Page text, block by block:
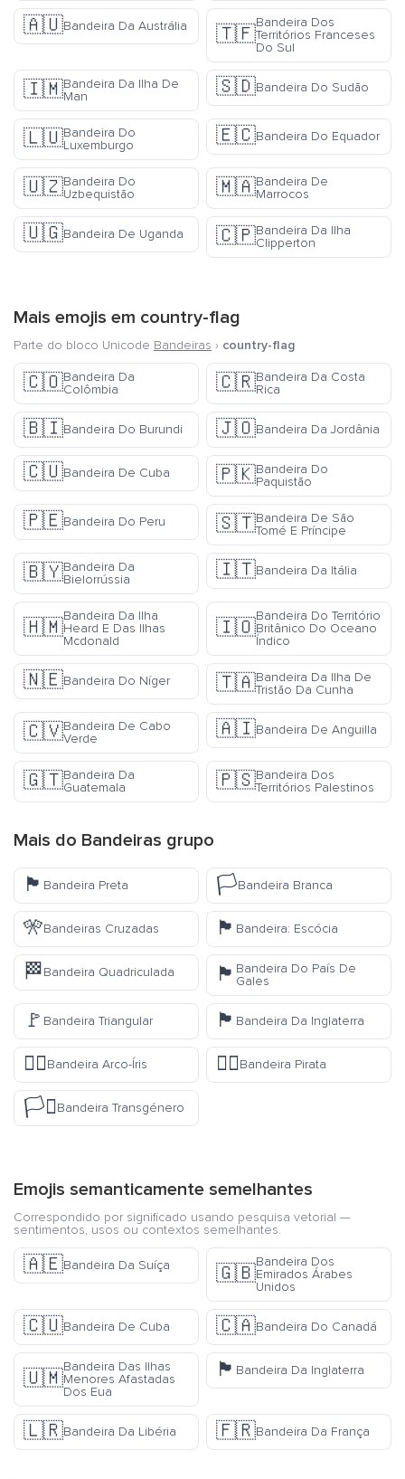
🇦🇺Bandeira Da Austrália 🇹🇫
Bandeira Dos
Territórios Franceses
Do Sul
🇮🇲Bandeira Da Ilha De
Man
🇸🇩Bandeira Do Sudão
🇱🇺Bandeira Do
Luxemburgo
🇪🇨Bandeira Do Equador
🇺🇿Bandeira Do
Uzbequistão
🇲🇦Bandeira De
Marrocos
🇺🇬Bandeira De Uganda 🇨🇵Bandeira Da Ilha
Clipperton
Mais emojis em country-flag
Parte do bloco Unicode Bandeiras › country-flag
🇨🇴Bandeira Da
Colômbia
🇨🇷Bandeira Da Costa
Rica
🇧🇮Bandeira Do Burundi 🇯🇴Bandeira Da Jordânia
🇨🇺Bandeira De Cuba 🇵🇰Bandeira Do
Paquistão
🇵🇪Bandeira Do Peru 🇸🇹Bandeira De São
Tomé E Príncipe
🇧🇾Bandeira Da
Bielorrússia
🇮🇹Bandeira Da Itália
🇭🇲
Bandeira Da Ilha
Heard E Das Ilhas
Mcdonald
🇮🇴
Bandeira Do Território
Britânico Do Oceano
Índico
🇳🇪Bandeira Do Níger 🇹🇦Bandeira Da Ilha De
Tristão Da Cunha
🇨🇻Bandeira De Cabo
Verde
🇦🇮Bandeira De Anguilla
🇬🇹Bandeira Da
Guatemala
🇵🇸Bandeira Dos
Territórios Palestinos
Mais do Bandeiras grupo
🏴 Bandeira Preta 🏳️Bandeira Branca
🎌Bandeiras Cruzadas 🏴󠁧󠁢󠁳󠁣󠁴󠁿 Bandeira: Escócia
🏁Bandeira Quadriculada 🏴󠁧󠁢󠁷󠁬󠁳󠁿 Bandeira Do País De
Gales
🚩 Bandeira Triangular 🏴󠁧󠁢󠁥󠁮󠁧󠁿 Bandeira Da Inglaterra
🏳️‍🌈Bandeira Arco-Íris 🏴‍☠️Bandeira Pirata
🏳️‍⚧️Bandeira Transgénero
Emojis semanticamente semelhantes
Correspondido por significado usando pesquisa vetorial —
sentimentos, usos ou contextos semelhantes.
🇦🇪Bandeira Da Suíça 🇬🇧
Bandeira Dos
Emirados Árabes
Unidos
🇨🇺Bandeira De Cuba 🇨🇦Bandeira Do Canadá
🇺🇲
Bandeira Das Ilhas
Menores Afastadas
Dos Eua
🏴󠁧󠁢󠁥󠁮󠁧󠁿 Bandeira Da Inglaterra
🇱🇷Bandeira Da Libéria 🇫🇷Bandeira Da França